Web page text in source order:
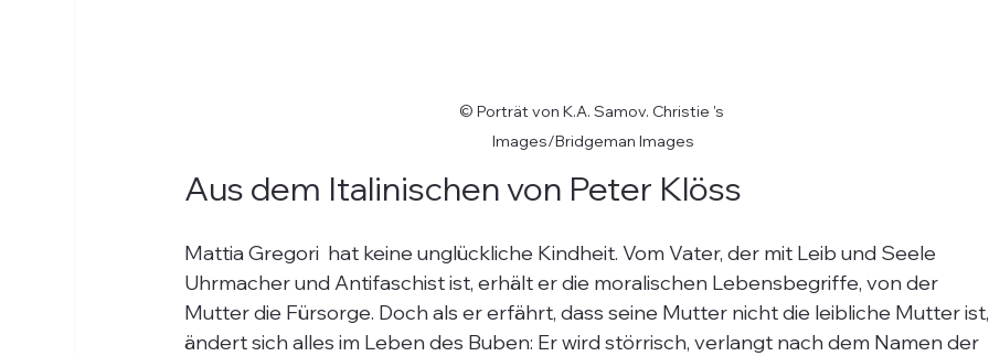
© Porträt von K.A. Samov. Christie 's
Images/Bridgeman Images
Aus dem Italinischen von Peter Klöss
Mattia Gregori  hat keine unglückliche Kindheit. Vom Vater, der mit Leib und Seele
Uhrmacher und Antifaschist ist, erhält er die moralischen Lebensbegriffe, von der
Mutter die Fürsorge. Doch als er erfährt, dass seine Mutter nicht die leibliche Mutter ist,
ändert sich alles im Leben des Buben: Er wird störrisch, verlangt nach dem Namen der